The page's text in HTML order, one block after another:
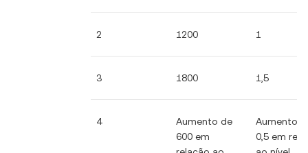
2 1200 1
3 1800 1,5
4
Aumento de
600 em
Aumento
0,5 em